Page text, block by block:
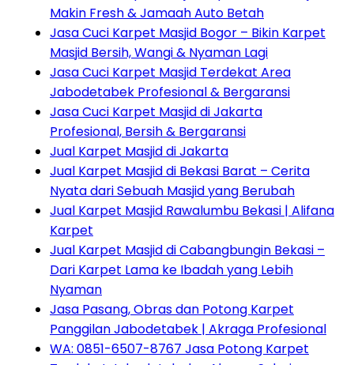
Makin Fresh & Jamaah Auto Betah
Jasa Cuci Karpet Masjid Bogor – Bikin Karpet
Masjid Bersih, Wangi & Nyaman Lagi
Jasa Cuci Karpet Masjid Terdekat Area
Jabodetabek Profesional & Bergaransi
Jasa Cuci Karpet Masjid di Jakarta
Profesional, Bersih & Bergaransi
Jual Karpet Masjid di Jakarta
Jual Karpet Masjid di Bekasi Barat – Cerita
Nyata dari Sebuah Masjid yang Berubah
Jual Karpet Masjid Rawalumbu Bekasi | Alifana
Karpet
Jual Karpet Masjid di Cabangbungin Bekasi –
Dari Karpet Lama ke Ibadah yang Lebih
Nyaman
Jasa Pasang, Obras dan Potong Karpet
Panggilan Jabodetabek | Akraga Profesional
WA: 0851-6507-8767 Jasa Potong Karpet